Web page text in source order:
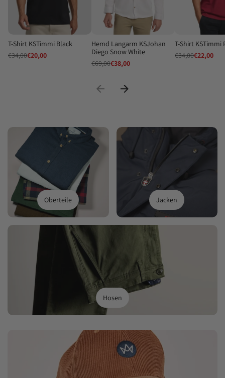
T-Shirt KSTimmi Black
Regulärer
€34,00Verkaufspreis
€20,00
Hemd Langarm KSJohan
Diego Snow White
Regulärer
€69,00Verkaufspreis
€38,00
T-Shirt KSTimmi
Regulärer
€34,00€22,00
Oberteile Jacken
Hosen